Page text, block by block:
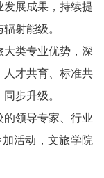
展成果，持续提
射能级。
类专业优势，深
人才共育、标准共
步升级。
的领导专家
行业
加活动 ，文旅学院